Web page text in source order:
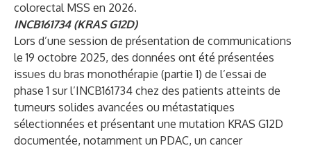
colorectal MSS en 2026.
INCB161734 (KRAS G12D)
Lors d’une session de présentation de communications
le 19 octobre 2025, des données ont été présentées
issues du bras monothérapie (partie 1) de l’essai de
phase 1 sur l’INCB161734 chez des patients atteints de
tumeurs solides avancées ou métastatiques
sélectionnées et présentant une mutation KRAS G12D
documentée, notamment un PDAC, un cancer